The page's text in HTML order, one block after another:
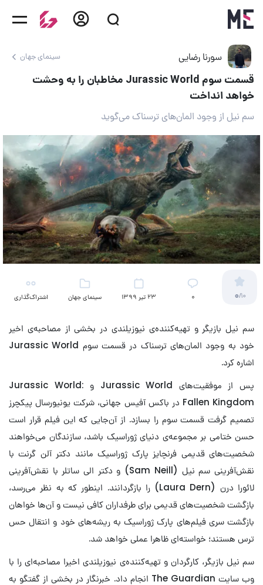
سورنا رضایی سینمای جهان
قسمت سوم Jurassic World مخاطبان را به وحشت
خواهد انداخت
سم نیل از وجود المان‌های ترسناک می‌گوید
0/10 ۰ 23 تیر 1399 سینمای جهان اشتراک‌گذاری
سم نیل بازیگر و تهیه‌کننده‌ی نیوزیلندی در بخشی از مصاحبه‌ی اخیر
خود به وجود المان‌های ترسناک در قسمت سوم Jurassic World
اشاره کرد.
پس از موفقیت‌های Jurassic World و Jurassic World:
Fallen Kingdom در باکس آفیس جهانی، شرکت یونیورسال پیکچرز
تصمیم گرفت قسمت سوم را بسازد. از آن‌جایی که این فیلم قرار است
حسن ختامی بر مجموعه‌ی دنیای ژوراسیک باشد، سازندگان می‌خواهند
شخصیت‌های قدیمی فرنچایز پارک ژوراسیک مانند دکتر آلن گرنت با
نقش‌آفرینی سم نیل (Sam Neill) و دکتر الی ساتلر با نقش‌آفرینی
لائورا درن (Laura Dern) را بازگردانند. اینطور که به نظر می‌رسد،
بازگشت شخصیت‌های قدیمی برای طرفداران کافی نیست و آن‌ها خواهان
بازگشت سری فیلم‌های پارک ژوراسیک به ریشه‌های خود و انتقال حس
ترس هستند؛ خواسته‌ای ظاهرا عملی خواهد شد.
سم نیل بازیگر، کارگردان و تهیه‌کننده‌ی نیوزیلندی اخیرا مصاحبه‌ای را با
وب سایت The Guardian انجام داد. خبرنگار در بخشی از گفتگو به